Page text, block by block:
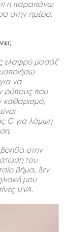
η παραπάνω
στην ημέρα.
ελαφρύ μασάζ
να
ρύπους που
καθαρισμό,
C για λάμψη
βοηθά στην
του
βήμα, δεν
μου
UVA.